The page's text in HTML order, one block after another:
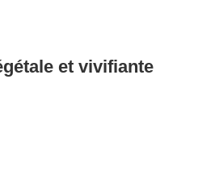
et vivifiante